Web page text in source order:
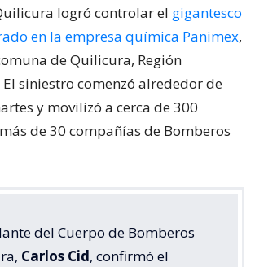
logró controlar el gigantesco
en la empresa química Panimex,
de Quilicura, Región
siniestro comenzó alrededor de
y movilizó a cerca de 300
de 30 compañías de Bomberos
del Cuerpo de Bomberos
Carlos Cid, confirmó el